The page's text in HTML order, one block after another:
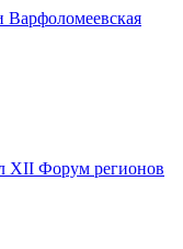
Варфоломеевская
XII Форум регионов